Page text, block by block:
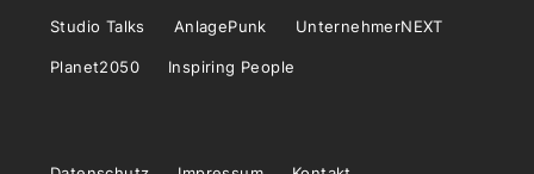
Studio Talks AnlagePunk UnternehmerNEXT
Planet2050 Inspiring People